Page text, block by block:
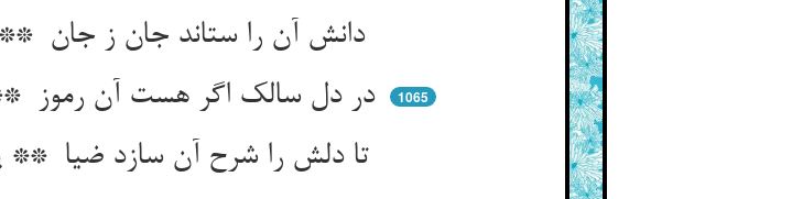
دانش آن را ستاند جان ز جان ** نه ز راه دفتر و نه از زبان
در دل سالک اگر هست آن رموز ** رمزدانی نیست سالک را هنوز
1065